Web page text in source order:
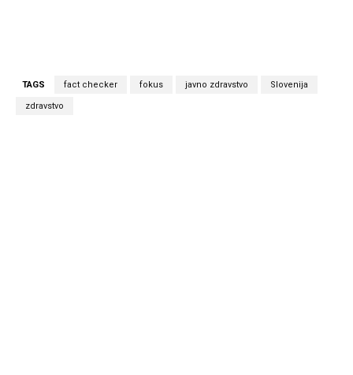
TAGS fact checker fokus javno zdravstvo Slovenija
zdravstvo